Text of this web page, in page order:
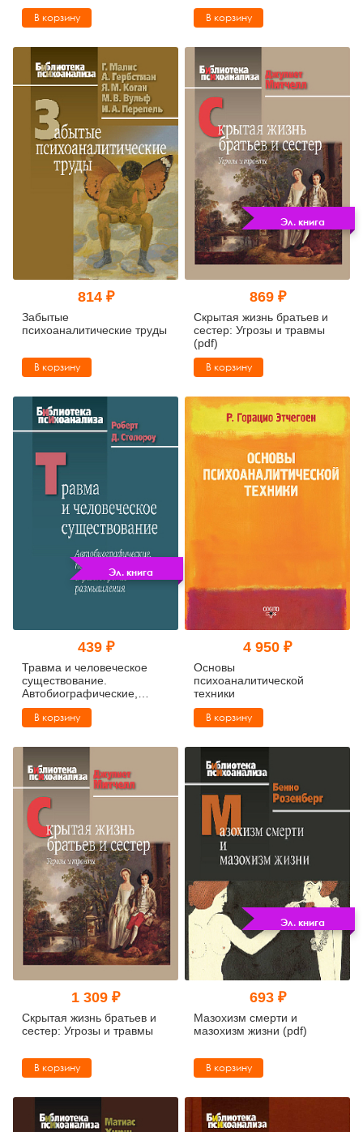
подход
В корзину В корзину
814 ₽
Забытые
психоаналитические труды
В корзину
Эл. книга
869 ₽
Скрытая жизнь братьев и
сестер: Угрозы и травмы
(pdf)
В корзину
Эл. книга
439 ₽
Травма и человеческое
существование.
Автобиографические,
психоаналитические и
философские
В корзину
4 950 ₽
Основы
психоаналитической
техники
В корзину
1 309 ₽
Скрытая жизнь братьев и
сестер: Угрозы и травмы
В корзину
Эл. книга
693 ₽
Мазохизм смерти и
мазохизм жизни (pdf)
В корзину